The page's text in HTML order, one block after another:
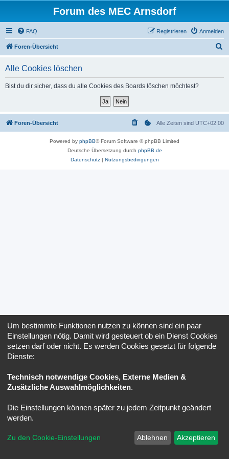
Forum des MEC Arnsdorf
FAQ Anmelden
Registrieren
Foren-Übersicht
Alle Cookies löschen
Bist du dir sicher, dass du alle Cookies des Boards löschen möchtest?
Foren-Übersicht Alle Zeiten sind UTC+02:00
Powered by phpBB® Forum Software © phpBB Limited
Deutsche Übersetzung durch phpBB.de
Datenschutz| Nutzungsbedingungen
Um bestimmte Funktionen nutzen zu können sind ein paar
Einstellungen nötig. Damit wird gesteuert ob ein Dienst Cookies
setzen darf oder nicht. Es werden Cookies gesetzt für folgende
Dienste:
Technisch notwendige Cookies, Externe Medien &
Zusätzliche Auswahlmöglichkeiten.
Die Einstellungen können später zu jedem Zeitpunkt geändert
werden.
Zu den Cookie-Einstellungen Ablehnen Akzeptieren